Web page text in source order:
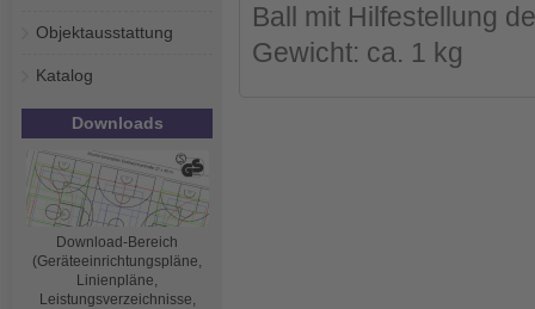
Objektausstattung
Katalog
Downloads
Download-Bereich
(Geräteeinrichtungspläne,
Linienpläne,
Leistungsverzeichnisse,
Ball mit Hilfestellung
Gewicht: ca. 1 kg